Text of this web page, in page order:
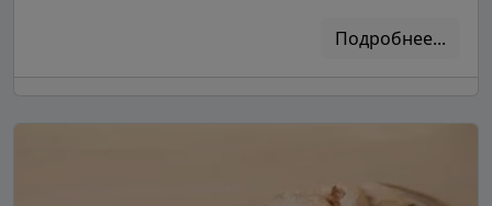
Подробнее...